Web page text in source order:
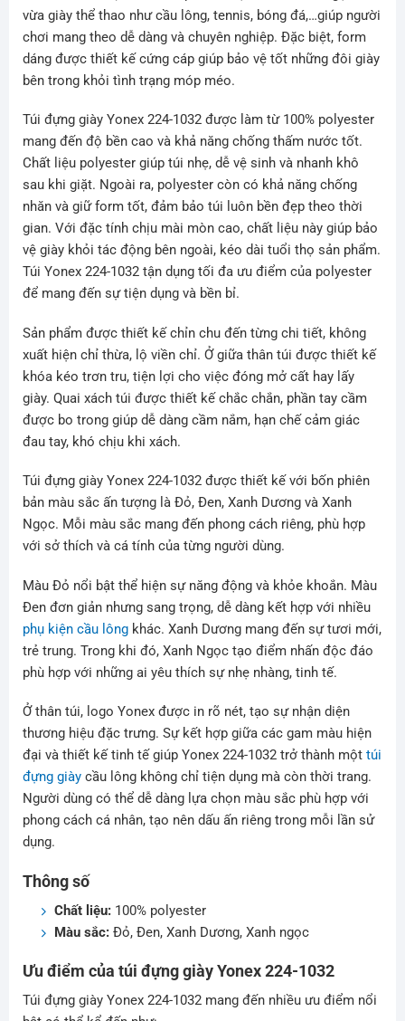
vừa giày thể thao như cầu lông, tennis, bóng đá,…giúp người
chơi mang theo dễ dàng và chuyên nghiệp. Đặc biệt, form
dáng được thiết kế cứng cáp giúp bảo vệ tốt những đôi giày
bên trong khỏi tình trạng móp méo.
Túi đựng giày Yonex 224-1032 được làm từ 100% polyester
mang đến độ bền cao và khả năng chống thấm nước tốt.
Chất liệu polyester giúp túi nhẹ, dễ vệ sinh và nhanh khô
sau khi giặt. Ngoài ra, polyester còn có khả năng chống
nhăn và giữ form tốt, đảm bảo túi luôn bền đẹp theo thời
gian. Với đặc tính chịu mài mòn cao, chất liệu này giúp bảo
vệ giày khỏi tác động bên ngoài, kéo dài tuổi thọ sản phẩm.
Túi Yonex 224-1032 tận dụng tối đa ưu điểm của polyester
để mang đến sự tiện dụng và bền bỉ.
Sản phẩm được thiết kế chỉn chu đến từng chi tiết, không
xuất hiện chỉ thừa, lộ viền chỉ. Ở giữa thân túi được thiết kế
khóa kéo trơn tru, tiện lợi cho việc đóng mở cất hay lấy
giày. Quai xách túi được thiết kế chắc chắn, phần tay cầm
được bo trong giúp dễ dàng cầm nắm, hạn chế cảm giác
đau tay, khó chịu khi xách.
Túi đựng giày Yonex 224-1032 được thiết kế với bốn phiên
bản màu sắc ấn tượng là Đỏ, Đen, Xanh Dương và Xanh
Ngọc. Mỗi màu sắc mang đến phong cách riêng, phù hợp
với sở thích và cá tính của từng người dùng.
Màu Đỏ nổi bật thể hiện sự năng động và khỏe khoắn. Màu
Đen đơn giản nhưng sang trọng, dễ dàng kết hợp với nhiều
phụ kiện cầu lôngkhác. Xanh Dương mang đến sự tươi mới,
trẻ trung. Trong khi đó, Xanh Ngọc tạo điểm nhấn độc đáo
phù hợp với những ai yêu thích sự nhẹ nhàng, tinh tế.
Ở thân túi, logo Yonex được in rõ nét, tạo sự nhận diện
thương hiệu đặc trưng. Sự kết hợp giữa các gam màu hiện
đại và thiết kế tinh tế giúp Yonex 224-1032 trở thành một túi
đựng giàycầu lông không chỉ tiện dụng mà còn thời trang.
Người dùng có thể dễ dàng lựa chọn màu sắc phù hợp với
phong cách cá nhân, tạo nên dấu ấn riêng trong mỗi lần sử
dụng.
Thông số
Chất liệu:100% polyester
Màu sắc:Đỏ, Đen, Xanh Dương, Xanh ngọc
Ưu điểm của túi đựng giày Yonex 224-1032
Túi đựng giày Yonex 224-1032 mang đến nhiều ưu điểm nổi